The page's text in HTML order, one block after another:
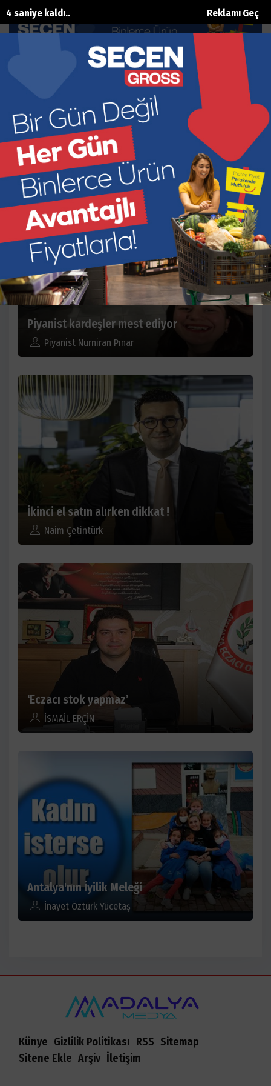
Reklamı Geç
4 saniye kaldı..
Röportajlar
Ana Sayfa
Piyanist kardeşler mest ediyor
Piyanist Nurniran Pınar
İkinci el satın alırken dikkat !
Naim Çetintürk
‘Eczacı stok yapmaz’
İSMAİL ERÇİN
Antalya'nın İyilik Meleği
İnayet Öztürk Yücetaş
Künye Gizlilik Politikası RSS Sitemap
Sitene Ekle Arşiv İletişim